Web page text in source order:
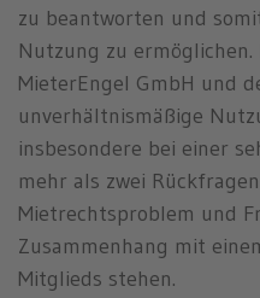
zu beantworten und
Nutzung zu
MieterEngel GmbH und
unverhältnismäßige
insbesondere bei einer
mehr als zwei
Mietrechtsproblem und
Zusammenhang mit
Mitglieds stehen.